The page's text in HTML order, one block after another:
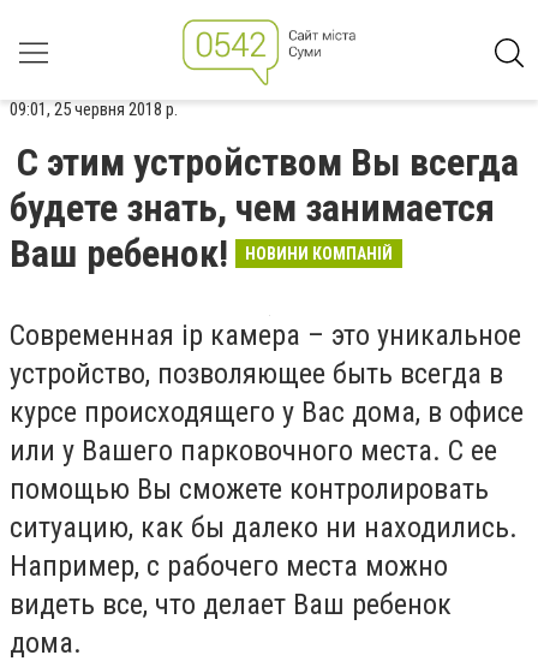
09:01, 25 червня 2018 р.
С этим устройством Вы всегда
будете знать, чем занимается
Ваш ребенок!
НОВИНИ КОМПАНІЙ
Современная ip камера – это уникальное
устройство, позволяющее быть всегда в
курсе происходящего у Вас дома, в офисе
или у Вашего парковочного места. С ее
помощью Вы сможете контролировать
ситуацию, как бы далеко ни находились.
Например, с рабочего места можно
видеть все, что делает Ваш ребенок
дома.